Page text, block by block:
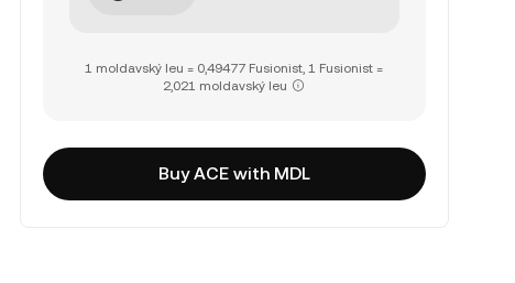
1 moldavský leu = 0,49477 Fusionist, 1 Fusionist =
2,021 moldavský leu
Buy ACE with MDL